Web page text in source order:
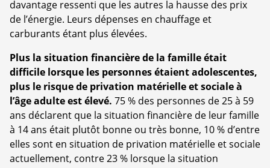
davantage ressenti que les autres la hausse des prix
de l’énergie. Leurs dépenses en chauffage et
carburants étant plus élevées.
Plus la situation financière de la famille était
difficile lorsque les personnes étaient adolescentes,
plus le risque de privation matérielle et sociale à
l’âge adulte est élevé. 75 % des personnes de 25 à 59
ans déclarent que la situation financière de leur famille
à 14 ans était plutôt bonne ou très bonne, 10 % d’entre
elles sont en situation de privation matérielle et sociale
actuellement, contre 23 % lorsque la situation